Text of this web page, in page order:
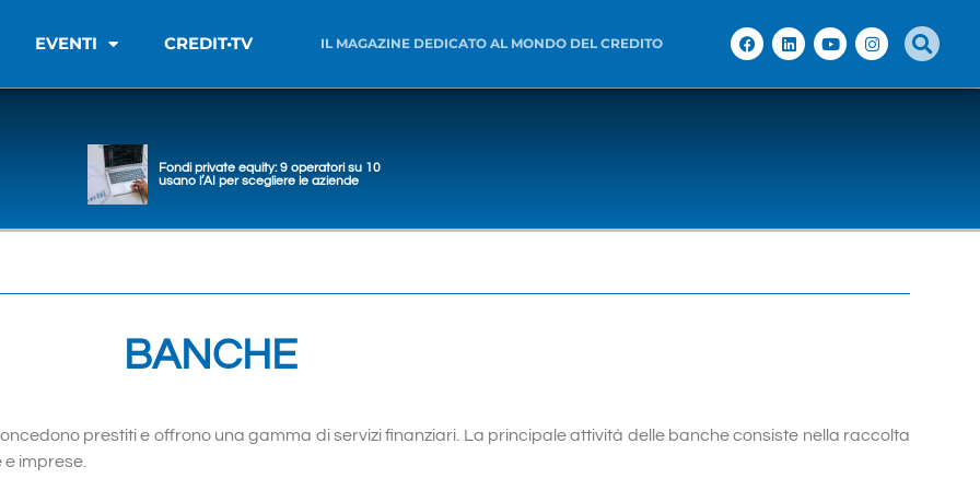
EVENTI CREDIT•TV IL MAGAZINE DEDICATO AL MONDO DEL CREDITO
Fondi private equity: 9 operatori su 10
usano l’AI per scegliere le aziende
BANCHE
prestiti e offrono una gamma di servizi finanziari. La principale attività delle banche consiste nella raccolta
e imprese.